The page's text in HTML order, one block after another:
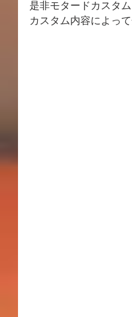
是非モタードカスタ
カスタム内容によっ